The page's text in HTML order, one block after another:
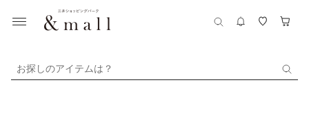
お探しのアイテムは？